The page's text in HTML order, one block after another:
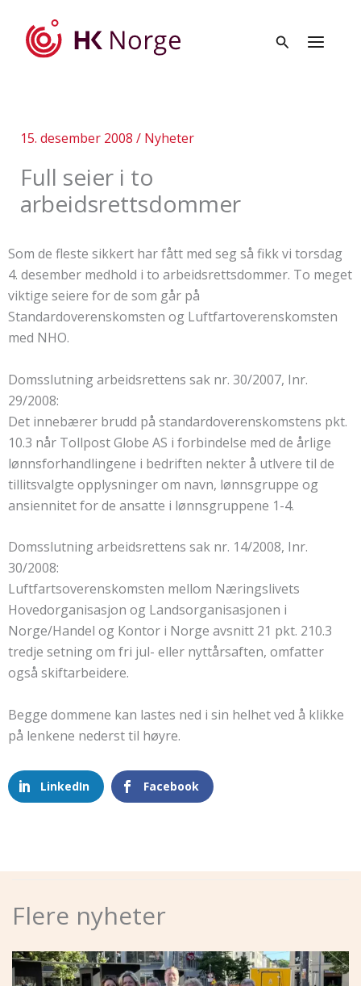
15. desember 2008 / Nyheter
Full seier i to
arbeidsrettsdommer
Som de fleste sikkert har fått med seg så fikk vi torsdag
4. desember medhold i to arbeidsrettsdommer. To meget
viktige seiere for de som går på
Standardoverenskomsten og Luftfartoverenskomsten
med NHO.
Domsslutning arbeidsrettens sak nr. 30/2007, Inr.
29/2008:
Det innebærer brudd på standardoverenskomstens pkt.
10.3 når Tollpost Globe AS i forbindelse med de årlige
lønnsforhandlingene i bedriften nekter å utlvere til de
tillitsvalgte opplysninger om navn, lønnsgruppe og
ansiennitet for de ansatte i lønnsgruppene 1-4.
Domsslutning arbeidsrettens sak nr. 14/2008, Inr.
30/2008:
Luftfartsoverenskomsten mellom Næringslivets
Hovedorganisasjon og Landsorganisasjonen i
Norge/Handel og Kontor i Norge avsnitt 21 pkt. 210.3
tredje setning om fri jul- eller nyttårsaften, omfatter
også skiftarbeidere.
Begge dommene kan lastes ned i sin helhet ved å klikke
på lenkene nederst til høyre.
LinkedIn Facebook
Flere nyheter